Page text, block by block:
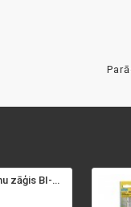
SPECIALIST+ caurumu zāģis BI-METAL, 98 mm